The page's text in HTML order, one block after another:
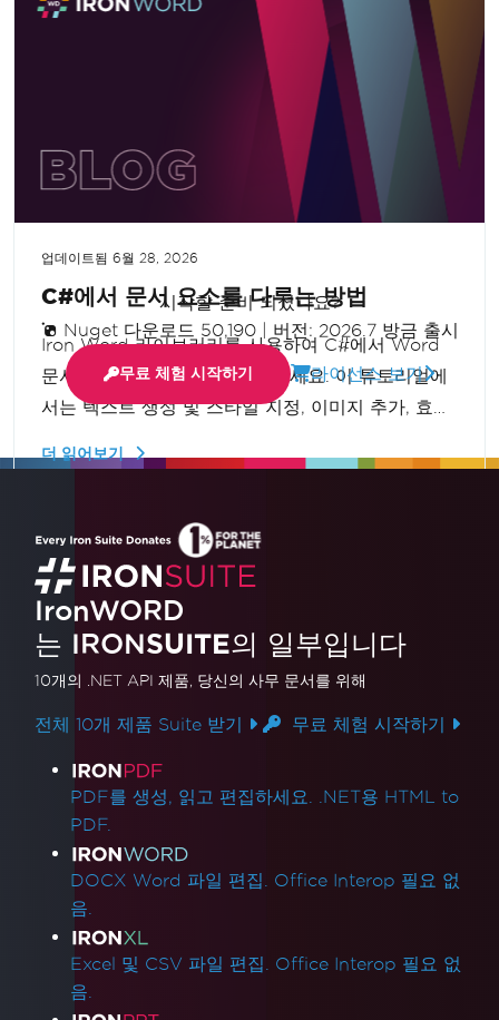
업데이트됨 6월 28, 2026
C#에서 문서 요소를 다루는 방법
Iron Word 라이브러리를 사용하여 C#에서 Word
문서를 관리하는 방법을 알아보세요. 이 튜토리얼에
서는 텍스트 생성 및 스타일 지정, 이미지 추가, 효율
단계와 실용적인 예제를 통해 문서 관리 능력을 향상
더 읽어보기
시작할 준비 되셨나요?
Nuget 다운로드 50,190
버전: 2026.7 방금 출시
무료 체험 시작하기 라이선스 보기
IronWORD
는 IRONSUITE의 일부입니다
10개의 .NET API 제품, 당신의 사무 문서를 위해
전체 10개 제품 Suite 받기 무료 체험 시작하기
제품 링크
PDF를 생성, 읽고 편집하세요. .NET용 HTML to
PDF.
DOCX Word 파일 편집. Office Interop 필요 없
음.
Excel 및 CSV 파일 편집. Office Interop 필요 없
음.